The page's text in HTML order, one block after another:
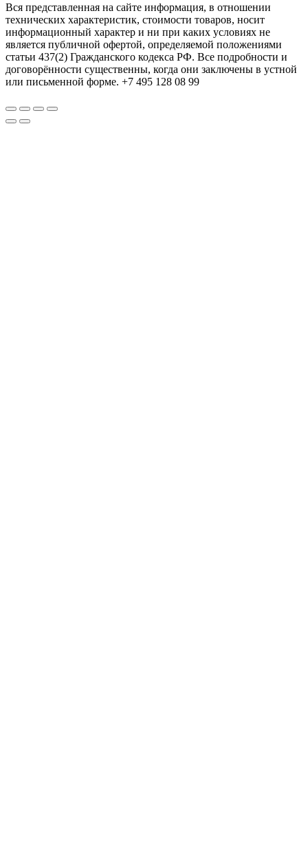
Вся представленная на сайте информация, в отношении
технических характеристик, стоимости товаров, носит
информационный характер и ни при каких условиях не
является публичной офертой, определяемой положениями
статьи 437(2) Гражданского кодекса РФ. Все подробности и
договорённости существенны, когда они заключены в устной
или письменной форме. +7 495 128 08 99